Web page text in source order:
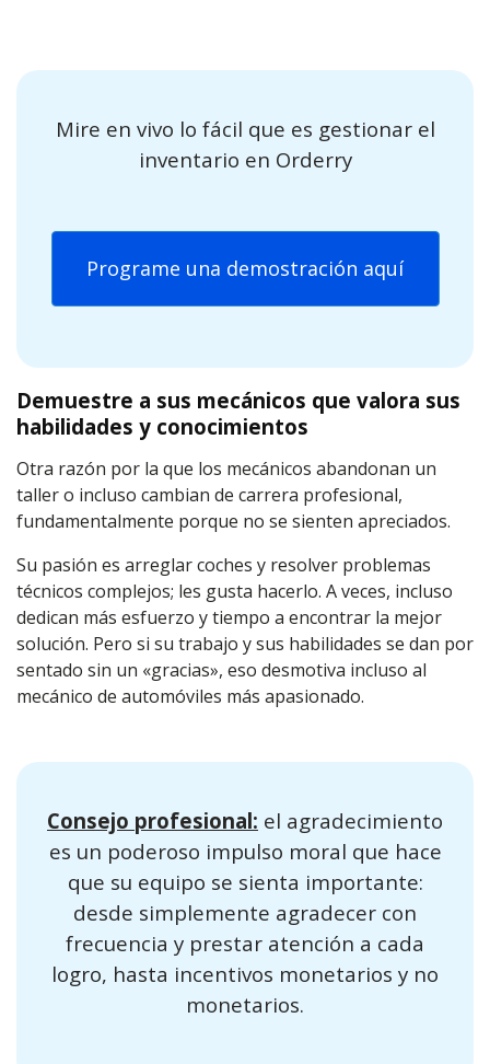
Mire en vivo lo fácil que es gestionar el
inventario en Orderry
Programe una demostración aquí
Demuestre a sus mecánicos que valora sus
habilidades y conocimientos
Otra razón por la que los mecánicos abandonan un
taller o incluso cambian de carrera profesional,
fundamentalmente porque no se sienten apreciados.
Su pasión es arreglar coches y resolver problemas
técnicos complejos; les gusta hacerlo. A veces, incluso
dedican más esfuerzo y tiempo a encontrar la mejor
solución. Pero si su trabajo y sus habilidades se dan por
sentado sin un «gracias», eso desmotiva incluso al
mecánico de automóviles más apasionado.
Consejo profesional: el agradecimiento
es un poderoso impulso moral que hace
que su equipo se sienta importante:
desde simplemente agradecer con
frecuencia y prestar atención a cada
logro, hasta incentivos monetarios y no
monetarios.